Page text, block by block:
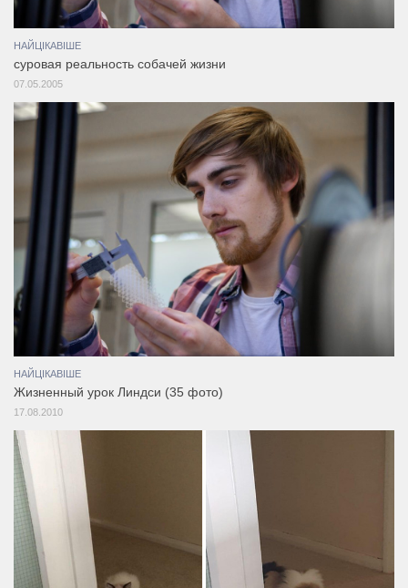
НАЙЦІКАВІШЕ
суровая реальность собачей жизни
07.05.2005
НАЙЦІКАВІШЕ
Жизненный урок Линдси (35 фото)
17.08.2010